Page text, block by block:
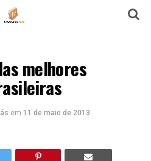
melhores
em 11 de maio de 2013